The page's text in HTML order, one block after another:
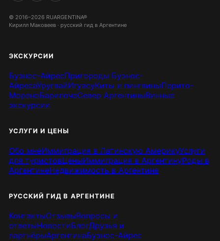
© 2016–2026 RUARGENTINA®
Кирилл Маковеев · русский гид в Аргентине
ЭКСКУРСИИ
Буэнос-АйресПригороды Буэнос-
АйресаУругвайИгуасуКиты и пингвиныПерито-
МореноБарилочеСевер АргентиныВинные
экскурсии
УСЛУГИ И ЦЕНЫ
Обо мнеИммиграция в Латинскую АмерикуУслуги
для туристовЦеныИммиграция в АргентинуРоды в
АргентинеНедвижимость в Аргентине
РУССКИЙ ГИД В АРГЕНТИНЕ
КонтактыОтзывыВопросы и
ответыНовостиБлогДрузья и
партнёрыАргентинаБуэнос-Айрес